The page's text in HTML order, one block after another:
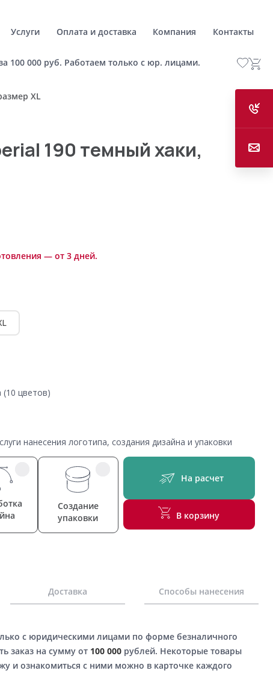
Услуги Оплата и доставка Компания Контакты
100 000 руб. Работаем только с юр. лицами.
XL
190 темный хаки,
— от 3 дней.
цветов)
нанесения логотипа, создания дизайна и упаковки
Создание
упаковки
На расчет
В корзину
Доставка Способы нанесения
с юридическими лицами по форме безналичного
заказ на сумму от 100 000рублей. Некоторые товары
и ознакомиться с ними можно в карточке каждого